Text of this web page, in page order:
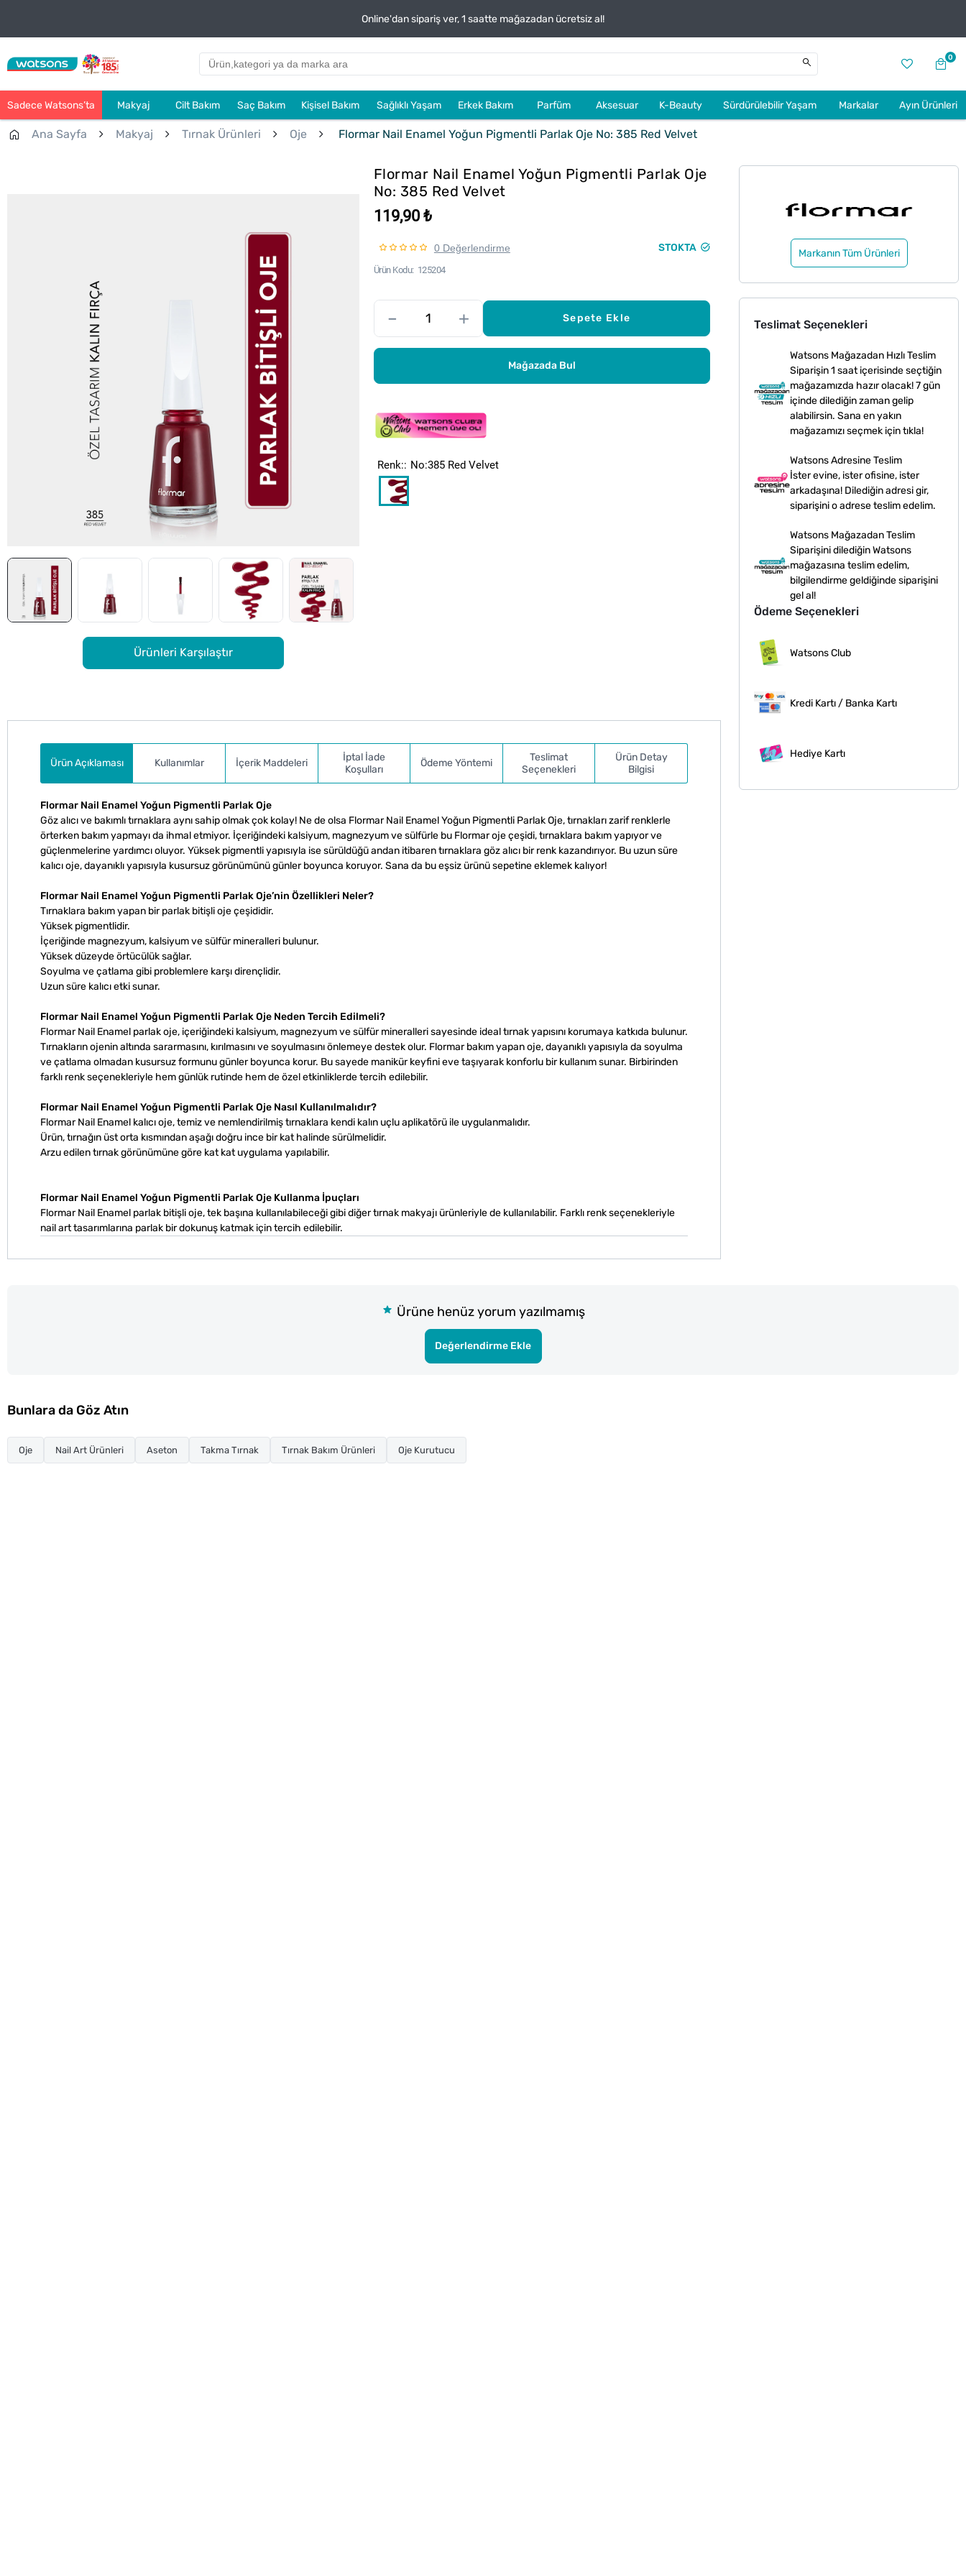
Online'dan sipariş ver, 1 saatte mağazadan ücretsiz al!
0
Sadece Watsons’ta Makyaj Cilt Bakım Saç Bakım Kişisel Bakım Sağlıklı Yaşam Erkek Bakım Parfüm Aksesuar K-Beauty Sürdürülebilir Yaşam Markalar Ayın Ürünleri
Ana Sayfa Makyaj Tırnak Ürünleri Oje Flormar Nail Enamel Yoğun Pigmentli Parlak Oje No: 385 Red Velvet
Ürünleri Karşılaştır
Flormar Nail Enamel Yoğun Pigmentli Parlak Oje
No: 385 Red Velvet
119,90 ₺
0 Değerlendirme STOKTA
Ürün Kodu 125204
Renk: No:385 Red Velvet
– + Sepete Ekle
Mağazada Bul
Markanın Tüm Ürünleri
Teslimat Seçenekleri
Watsons Mağazadan Hızlı Teslim
Siparişin 1 saat içerisinde seçtiğin
mağazamızda hazır olacak! 7 gün
içinde dilediğin zaman gelip
alabilirsin. Sana en yakın
mağazamızı seçmek için tıkla!
Watsons Adresine Teslim
İster evine, ister ofisine, ister
arkadaşına! Dilediğin adresi gir,
siparişini o adrese teslim edelim.
Watsons Mağazadan Teslim
Siparişini dilediğin Watsons
mağazasına teslim edelim,
bilgilendirme geldiğinde siparişini
gel al!
Ödeme Seçenekleri
Watsons Club
Kredi Kartı / Banka Kartı
Hediye Kartı
Ürün Açıklaması
Kullanımlar İçerik Maddeleri
İptal İade
Koşulları
Ödeme Yöntemi
Teslimat
Seçenekleri
Ürün Detay
Bilgisi
Flormar Nail Enamel Yoğun Pigmentli Parlak Oje
Göz alıcı ve bakımlı tırnaklara aynı sahip olmak çok kolay! Ne de olsa Flormar Nail Enamel Yoğun Pigmentli Parlak Oje, tırnakları zarif renklerle
örterken bakım yapmayı da ihmal etmiyor. İçeriğindeki kalsiyum, magnezyum ve sülfürle bu Flormar oje çeşidi, tırnaklara bakım yapıyor ve
güçlenmelerine yardımcı oluyor. Yüksek pigmentli yapısıyla ise sürüldüğü andan itibaren tırnaklara göz alıcı bir renk kazandırıyor. Bu uzun süre
kalıcı oje, dayanıklı yapısıyla kusursuz görünümünü günler boyunca koruyor. Sana da bu eşsiz ürünü sepetine eklemek kalıyor!
Flormar Nail Enamel Yoğun Pigmentli Parlak Oje’nin Özellikleri Neler?
Tırnaklara bakım yapan bir parlak bitişli oje çeşididir.
Yüksek pigmentlidir.
İçeriğinde magnezyum, kalsiyum ve sülfür mineralleri bulunur.
Yüksek düzeyde örtücülük sağlar.
Soyulma ve çatlama gibi problemlere karşı dirençlidir.
Uzun süre kalıcı etki sunar.
Flormar Nail Enamel Yoğun Pigmentli Parlak Oje Neden Tercih Edilmeli?
Flormar Nail Enamel parlak oje, içeriğindeki kalsiyum, magnezyum ve sülfür mineralleri sayesinde ideal tırnak yapısını korumaya katkıda bulunur.
Tırnakların ojenin altında sararmasını, kırılmasını ve soyulmasını önlemeye destek olur. Flormar bakım yapan oje, dayanıklı yapısıyla da soyulma
ve çatlama olmadan kusursuz formunu günler boyunca korur. Bu sayede manikür keyfini eve taşıyarak konforlu bir kullanım sunar. Birbirinden
farklı renk seçenekleriyle hem günlük rutinde hem de özel etkinliklerde tercih edilebilir.
Flormar Nail Enamel Yoğun Pigmentli Parlak Oje Nasıl Kullanılmalıdır?
Flormar Nail Enamel kalıcı oje, temiz ve nemlendirilmiş tırnaklara kendi kalın uçlu aplikatörü ile uygulanmalıdır.
Ürün, tırnağın üst orta kısmından aşağı doğru ince bir kat halinde sürülmelidir.
Arzu edilen tırnak görünümüne göre kat kat uygulama yapılabilir.
Flormar Nail Enamel Yoğun Pigmentli Parlak Oje Kullanma İpuçları
Flormar Nail Enamel parlak bitişli oje, tek başına kullanılabileceği gibi diğer tırnak makyajı ürünleriyle de kullanılabilir. Farklı renk seçenekleriyle
nail art tasarımlarına parlak bir dokunuş katmak için tercih edilebilir.
Ürüne henüz yorum yazılmamış
Değerlendirme Ekle
Bunlara da Göz Atın
Oje Nail Art Ürünleri Aseton Takma Tırnak Tırnak Bakım Ürünleri Oje Kurutucu